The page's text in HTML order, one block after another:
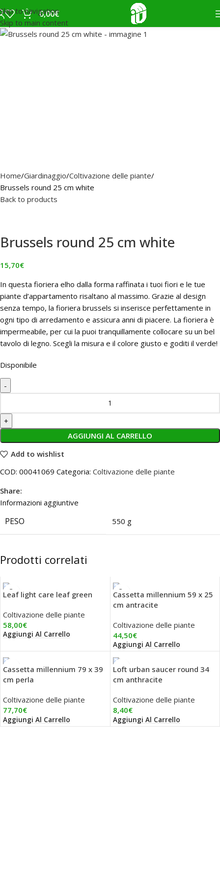
Skip to navigation
Skip to main content
0 0,00€
Home Giardinaggio Coltivazione delle piante
Brussels round 25 cm white
Back to products
Brussels round 25 cm white
15,70€
In questa fioriera elho dalla forma raffinata i tuoi fiori e le tue
piante d’appartamento risaltano al massimo. Grazie al design
senza tempo, la fioriera brussels si inserisce perfettamente in
ogni tipo di arredamento e assicura anni di piacere. La fioriera è
impermeabile, per cui la puoi tranquillamente collocare su un bel
tavolo di legno. Scegli la misura e il colore giusto e goditi il verde!
Disponibile
AGGIUNGI AL CARRELLO
Add to wishlist
COD: 00041069 Categoria: Coltivazione delle piante
Share:
Informazioni aggiuntive
PESO 550 g
Prodotti correlati
Leaf light care leaf green
Coltivazione delle piante
58,00€
Aggiungi Al Carrello
Cassetta millennium 59 x 25
cm antracite
Coltivazione delle piante
44,50€
Aggiungi Al Carrello
Cassetta millennium 79 x 39
cm perla
Coltivazione delle piante
77,70€
Aggiungi Al Carrello
Loft urban saucer round 34
cm anthracite
Coltivazione delle piante
8,40€
Aggiungi Al Carrello